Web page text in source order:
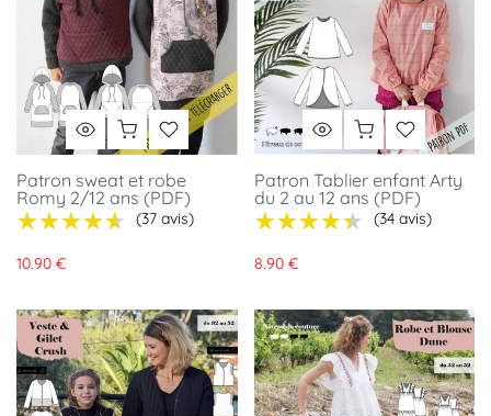
Patron sweat et robe
Romy 2/12 ans (PDF)
★★★★★
★★★★★ (37 avis)
10.90 €
Patron Tablier enfant Arty
du 2 au 12 ans (PDF)
★★★★★
★★★★★ (34 avis)
8.90 €